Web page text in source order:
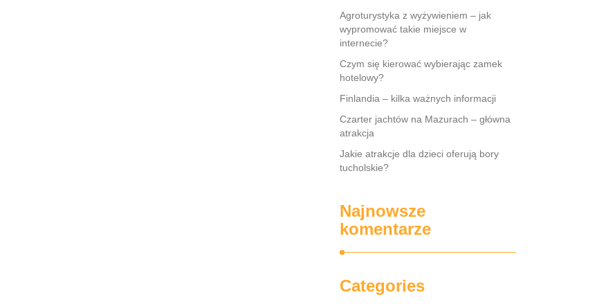
Agroturystyka z wyżywieniem – jak
wypromować takie miejsce w
internecie?
Czym się kierować wybierając zamek
hotelowy?
Finlandia – kilka ważnych informacji
Czarter jachtów na Mazurach – główna
atrakcja
Jakie atrakcje dla dzieci oferują bory
tucholskie?
Najnowsze
komentarze
Categories